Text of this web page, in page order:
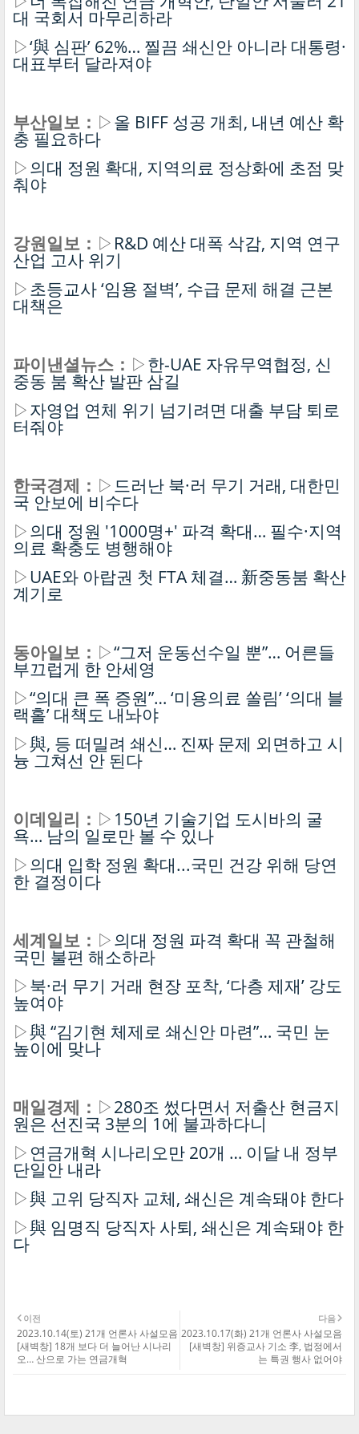
대 국회서 마무리하라
▷‘與 심판’ 62%… 찔끔 쇄신안 아니라 대통령·
대표부터 달라져야
부산일보： ▷올 BIFF 성공 개최, 내년 예산 확
충 필요하다
▷의대 정원 확대, 지역의료 정상화에 초점 맞
춰야
강원일보： ▷ R&D 예산 대폭 삭감, 지역 연구
산업 고사 위기
▷초등교사 ‘임용 절벽’, 수급 문제 해결 근본
대책은
파이낸셜뉴스： ▷한-UAE 자유무역협정, 신
중동 붐 확산 발판 삼길
▷자영업 연체 위기 넘기려면 대출 부담 퇴로
터줘야
한국경제： ▷드러난 북·러 무기 거래, 대한민
국 안보에 비수다
▷의대 정원 '1000명+' 파격 확대… 필수·지역
의료 확충도 병행해야
▷ UAE와 아랍권 첫 FTA 체결… 新중동붐 확산
계기로
동아일보： ▷“그저 운동선수일 뿐”… 어른들
부끄럽게 한 안세영
▷“의대 큰 폭 증원”… ‘미용의료 쏠림’ ‘의대 블
랙홀’ 대책도 내놔야
▷與, 등 떠밀려 쇄신… 진짜 문제 외면하고 시
늉 그쳐선 안 된다
이데일리： ▷ 150년 기술기업 도시바의 굴
욕… 남의 일로만 볼 수 있나
▷의대 입학 정원 확대...국민 건강 위해 당연
한 결정이다
세계일보： ▷의대 정원 파격 확대 꼭 관철해
국민 불편 해소하라
▷북·러 무기 거래 현장 포착, ‘다층 제재’ 강도
높여야
▷與 “김기현 체제로 쇄신안 마련”… 국민 눈
높이에 맞나
매일경제： ▷280조 썼다면서 저출산 현금지
원은 선진국 3분의 1에 불과하다니
▷ 연금개혁 시나리오만 20개 … 이달 내 정부
단일안 내라
▷與 고위 당직자 교체, 쇄신은 계속돼야 한다
▷與 임명직 당직자 사퇴, 쇄신은 계속돼야 한
다
다음
2023.10.17(화) 21개 언론사 사설모음
[새벽창] 위증교사 기소 李, 법정에서
는 특권 행사 없어야
이전
2023.10.14(토) 21개 언론사 사설모음
[새벽창] 18개 보다 더 늘어난 시나리
오… 산으로 가는 연금개혁